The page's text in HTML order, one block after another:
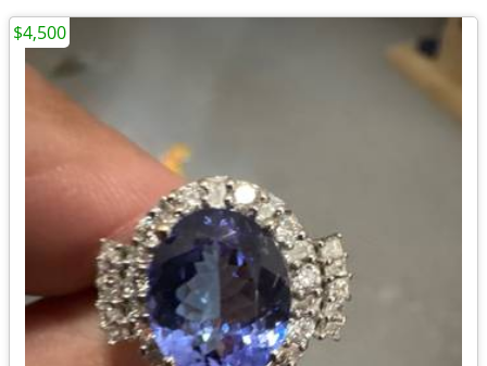
$4,500